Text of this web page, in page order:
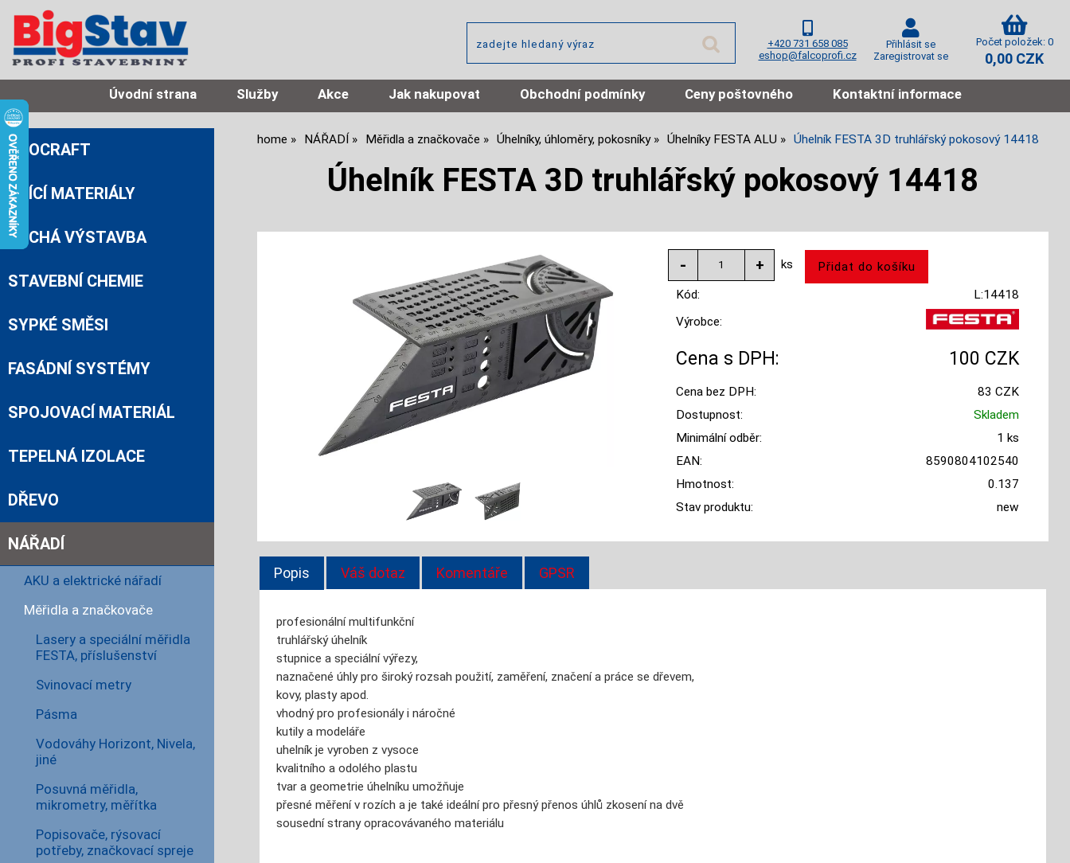
+420 731 658 085
eshop@falcoprofi.cz
Přihlásit se
Zaregistrovat se
Počet položek: 0
0,00 CZK
Úvodní strana Služby Akce Jak nakupovat Obchodní podmínky Ceny poštovného Kontaktní informace
home NÁŘADÍ Měřidla a značkovače Úhelníky, úhloměry, pokosníky Úhelníky FESTA ALU Úhelník FESTA 3D truhlářský pokosový 14418
Úhelník FESTA 3D truhlářský pokosový 14418
ks
Kód:
L:14418
Výrobce:
Cena s DPH: 100 CZK
Cena bez DPH:
83 CZK
Dostupnost:
Skladem
Minimální odběr:
1 ks
EAN:
8590804102540
Hmotnost:
0.137
Stav produktu:
new
Popis Váš dotaz Komentáře GPSR
profesionální multifunkční
truhlářský úhelník
stupnice a speciální výřezy,
naznačené úhly pro široký rozsah použití, zaměření, značení a práce se dřevem,
kovy, plasty apod.
vhodný pro profesionály i náročné
kutily a modeláře
uhelník je vyroben z vysoce
kvalitního a odolého plastu
tvar a geometrie úhelníku umožňuje
přesné měření v rozích a je také ideální pro přesný přenos úhlů zkosení na dvě
sousední strany opracovávaného materiálu
PROCRAFT
ZDÍCÍ MATERIÁLY
SUCHÁ VÝSTAVBA
STAVEBNÍ CHEMIE
SYPKÉ SMĚSI
FASÁDNÍ SYSTÉMY
SPOJOVACÍ MATERIÁL
TEPELNÁ IZOLACE
DŘEVO
NÁŘADÍ
AKU a elektrické nářadí
Měřidla a značkovače
Lasery a speciální měřidla
FESTA, příslušenství
Svinovací metry
Pásma
Vodováhy Horizont, Nivela,
jiné
Posuvná měřidla,
mikrometry, měřítka
Popisovače, rýsovací
potřeby, značkovací spreje